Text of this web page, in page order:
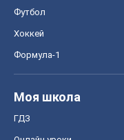
Футбол
Хоккей
Формула-1
Моя школа
ГДЗ